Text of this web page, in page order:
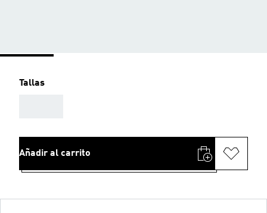
Tallas
Añadir al carrito